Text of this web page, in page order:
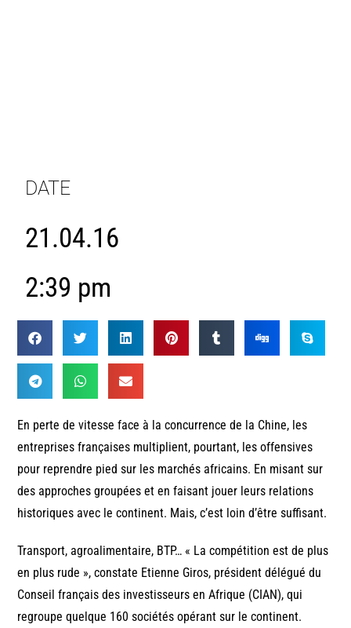
DATE
21.04.16
2:39 pm
En perte de vitesse face à la concurrence de la Chine, les
entreprises françaises multiplient, pourtant, les offensives
pour reprendre pied sur les marchés africains. En misant sur
des approches groupées et en faisant jouer leurs relations
historiques avec le continent. Mais, c’est loin d’être suffisant.
Transport, agroalimentaire, BTP… « La compétition est de plus
en plus rude », constate Etienne Giros, président délégué du
Conseil français des investisseurs en Afrique (CIAN), qui
regroupe quelque 160 sociétés opérant sur le continent.